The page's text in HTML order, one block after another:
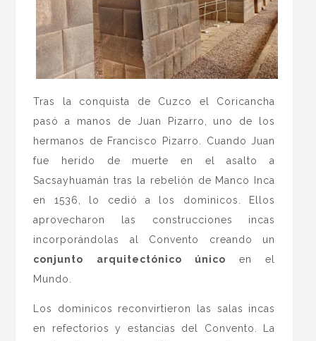
Tras la conquista de Cuzco el Coricancha
pasó a manos de Juan Pizarro, uno de los
hermanos de Francisco Pizarro. Cuando Juan
fue herido de muerte en el asalto a
Sacsayhuamán tras la rebelión de Manco Inca
en 1536, lo cedió a los dominicos. Ellos
aprovecharon las construcciones incas
incorporándolas al Convento creando un
conjunto arquitectónico único en el
Mundo.
Los dominicos reconvirtieron las salas incas
en refectorios y estancias del Convento. La